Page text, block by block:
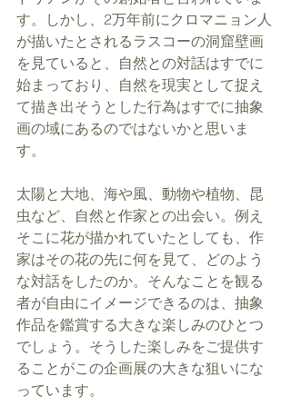
す。しかし、2万年前にクロマニョン人
が描いたとされるラスコーの洞窟壁画
を見ていると、自然との対話はすでに
始まっており、自然を現実として捉え
て描き出そうとした行為はすでに抽象
画の域にあるのではないかと思いま
す。
太陽と大地、海や風、動物や植物、昆
虫など、自然と作家との出会い。例え
そこに花が描かれていたとしても、作
家はその花の先に何を見て、どのよう
な対話をしたのか。そんなことを観る
者が自由にイメージできるのは、抽象
作品を鑑賞する大きな楽しみのひとつ
でしょう。そうした楽しみをご提供す
ることがこの企画展の大きな狙いにな
っています。